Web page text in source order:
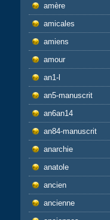
amère
amicales
amiens
amour
an1-l
an5-manuscrit
an6an14
an84-manuscrit
anarchie
anatole
ancien
ancienne